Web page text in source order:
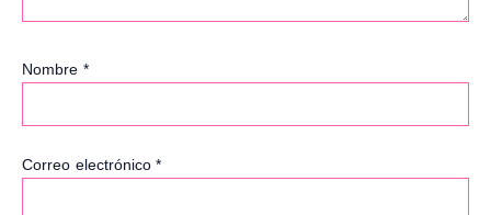
Nombre *
Correo electrónico*